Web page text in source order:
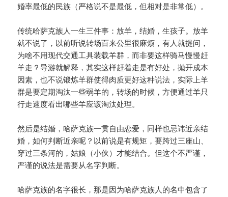
婚率最低的民族（严格说不是最低，但相对是非常低）。
传统哈萨克族人一生三件事：放羊，结婚，生孩子。放羊
就不说了，以前听说转场百来公里很麻烦，有人就提问，
为啥不用现代交通工具装载羊群，而非要这样骑马慢慢赶
羊走？导游就解释，其实这样赶着走是有好处，抛开成本
因素，也不说锻炼羊群使得肉质更好这种说法，实际上羊
群是要定期淘汰一些弱羊的，转场的时候，方便通过羊只
行走速度看出哪些羊应该淘汰处理。
然后是结婚，哈萨克族一贯自由恋爱，同样也忌讳近亲结
婚，如何判断近亲呢？以前说是有规矩，要跨过三座山、
穿过三条河的，姑娘（小伙）才能结合。但这个不严谨，
严谨的说法是需要从名字判断。
哈萨克族的名字很长，那是因为哈萨克族人的名中包含了